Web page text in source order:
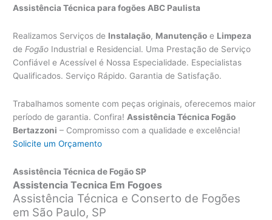
Assistência Técnica para fogões ABC Paulista
Realizamos Serviços de Instalação, Manutenção e Limpeza
de Fogão Industrial e Residencial. Uma Prestação de Serviço
Confiável e Acessível é Nossa Especialidade. Especialistas
Qualificados. Serviço Rápido. Garantia de Satisfação.
Trabalhamos somente com peças originais, oferecemos maior
período de garantia. Confira! Assistência Técnica Fogão
Bertazzoni – Compromisso com a qualidade e excelência!
Solicite um Orçamento
Assistência Técnica de Fogão SP
Assistencia Tecnica Em Fogoes
Assistência Técnica e Conserto de Fogões
em São Paulo, SP